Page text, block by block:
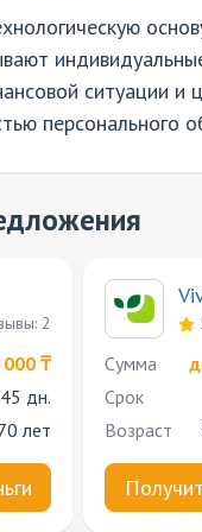
ситуации
персонального
2
₸
дн.
лет
Cумма
Срок
Возраст